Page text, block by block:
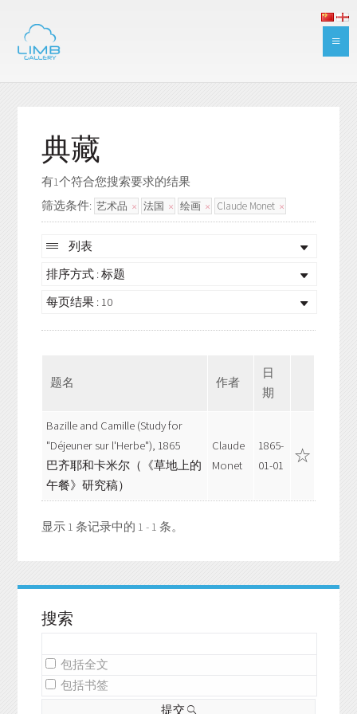
典藏
有1个符合您搜索要求的结果
筛选条件: 艺术品 法国 绘画 Claude Monet
列表
排序方式 : 标题
每页结果 : 10
题名 作者
日
期
Bazille and Camille (Study for
"Déjeuner sur l'Herbe"), 1865
巴齐耶和卡米尔（《草地上的
午餐》研究稿）
Claude
Monet
1865-
01-01
显示 1 条记录中的 1 - 1 条。
搜索
包括全文
包括书签
提交